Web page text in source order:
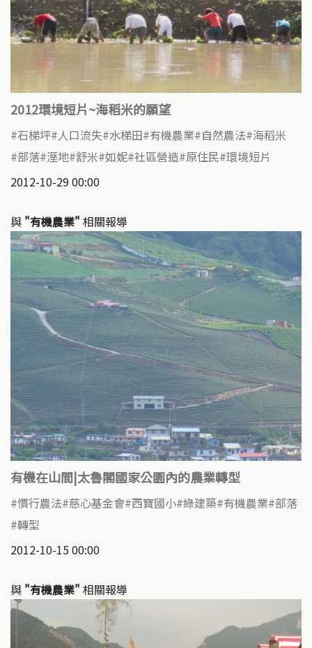
2012環境短片~海稻米的願望
石梯坪 人口流失 水梯田 有機農業 自然農法 海稻米
部落 溼地 舒米 如妮 社區營造 原住民 環境短片
2012-10-29 00:00
與 "有機農業" 相關報導
有機在山間|太魯閣國家公園內的農業轉型
慣行農法 慈心基金會 西寶國小 綠建築 有機農業 部落
轉型
2012-10-15 00:00
與 "有機農業" 相關報導